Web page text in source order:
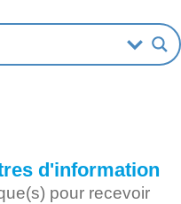
d'information
pour recevoir